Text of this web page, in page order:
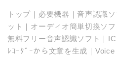
トップ ｜ 必要機器 ｜音声認識ソ
ット
｜ オーディオ簡単切換ソフ
無料フリー音声認識ソフト
｜
ﾚｺｰﾀﾞｰから文章を生成 ｜ Voice